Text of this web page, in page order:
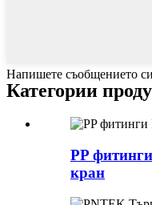
Напишете съобщението
Категории
PP
кран